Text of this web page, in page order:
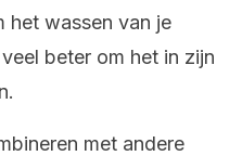
het wassen van je
beter om het in zijn
met andere